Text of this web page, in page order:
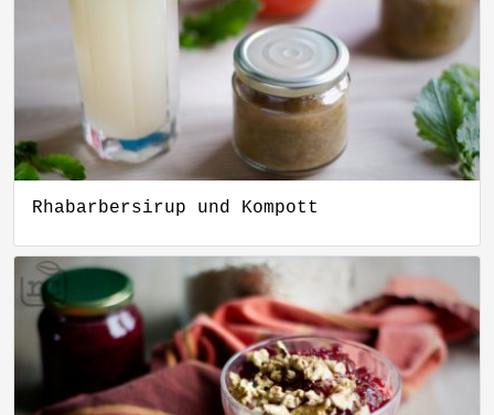
Rhabarbersirup und Kompott